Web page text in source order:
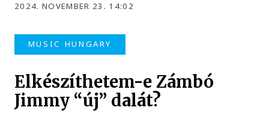
2024. NOVEMBER 23. 14:02
MUSIC HUNGARY
Elkészíthetem-e Zámbó
Jimmy “új” dalát?